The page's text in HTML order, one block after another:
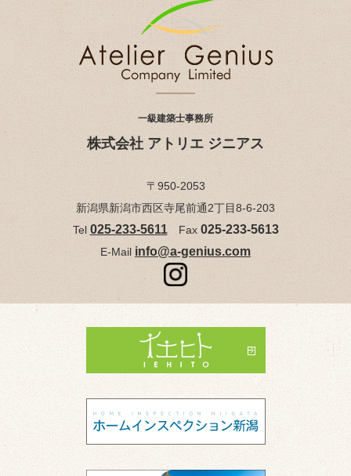
一級建築士事務所
株式会社 アトリエ ジニアス
〒950-2053
新潟県新潟市西区寺尾前通2丁目8-6-203
Tel 025-233-5611Fax 025-233-5613
E-Mail info@a-genius.com